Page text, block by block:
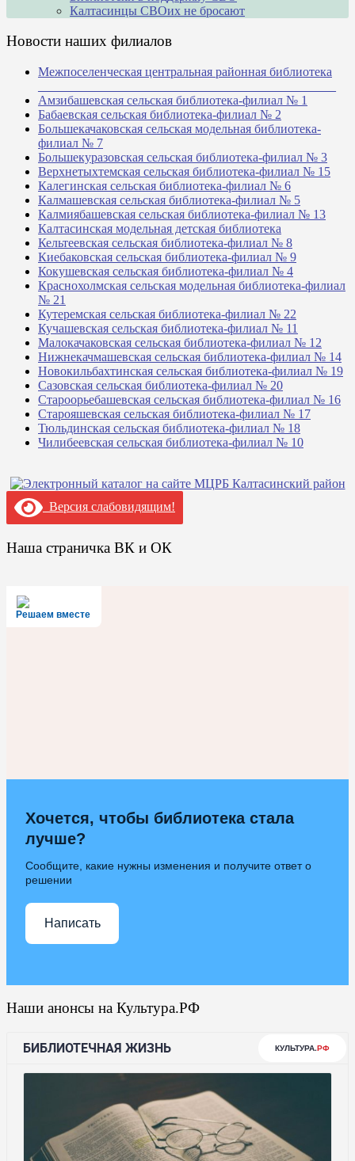
Калтасинцы СВОих не бросают
Новости наших филиалов
Межпоселенческая центральная районная библиотека
Амзибашевская сельская библиотека-филиал № 1
Бабаевская сельская библиотека-филиал № 2
Большекачаковская сельская модельная библиотека-
филиал № 7
Большекуразовская сельская библиотека-филиал № 3
Верхнетыхтемская сельская библиотека-филиал № 15
Калегинская сельская библиотека-филиал № 6
Калмашевская сельская библиотека-филиал № 5
Калмиябашевская сельская библиотека-филиал № 13
Калтасинская модельная детская библиотека
Кельтеевская сельская библиотека-филиал № 8
Киебаковская сельская библиотека-филиал № 9
Кокушевская сельская библиотека-филиал № 4
Краснохолмская сельская модельная библиотека-филиал
№ 21
Кутеремская сельская библиотека-филиал № 22
Кучашевская сельская библиотека-филиал № 11
Малокачаковская сельская библиотека-филиал № 12
Нижнекачмашевская сельская библиотека-филиал № 14
Новокильбахтинская сельская библиотека-филиал № 19
Сазовская сельская библиотека-филиал № 20
Староорьебашевская сельская библиотека-филиал № 16
Старояшевская сельская библиотека-филиал № 17
Тюльдинская сельская библиотека-филиал № 18
Чилибеевская сельская библиотека-филиал № 10
Версия слабовидящим!
Наша страничка ВК и ОК
Решаем вместе
Хочется, чтобы библиотека стала
лучше?
Сообщите, какие нужны изменения и получите ответ о
решении
Написать
Наши анонсы на Культура.РФ